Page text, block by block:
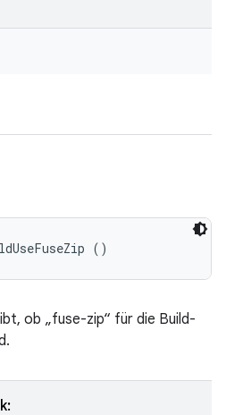
()
ob „fuse-zip“ für die Build-